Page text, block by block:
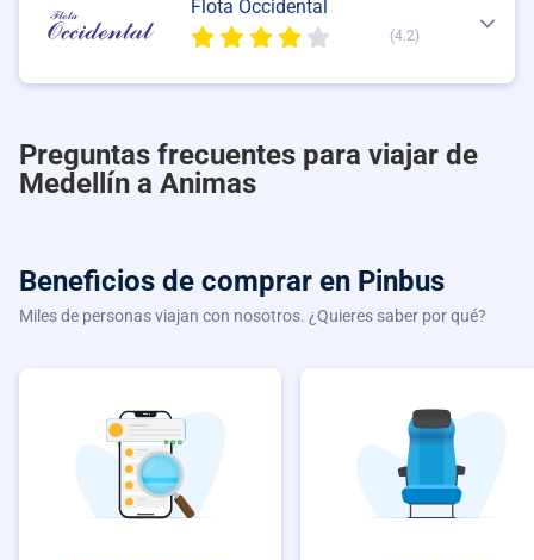
Flota Occidental
(4.2)
Preguntas frecuentes para viajar de
Medellín a Animas
Beneficios de comprar en Pinbus
Miles de personas viajan con nosotros. ¿Quieres saber por qué?